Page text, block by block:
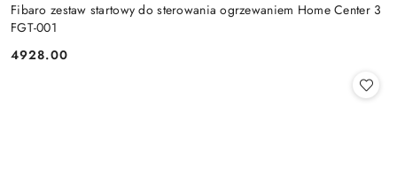
Fibaro zestaw startowy do sterowania ogrzewaniem Home Center 3
FGT-001
Cena:
4928.00